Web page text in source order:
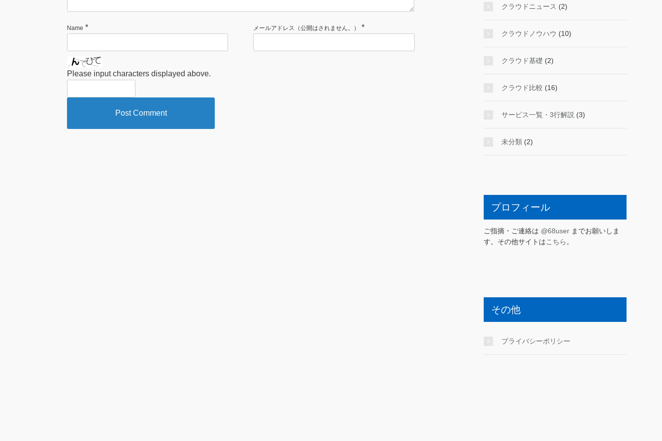
Name * メールアドレス（公開はされません。） *
Please input characters displayed above.
クラウドニュース (2)
クラウドノウハウ (10)
クラウド基礎 (2)
クラウド比較 (16)
サービス一覧・3行解説 (3)
未分類 (2)
プロフィール
ご指摘・ご連絡は @68user までお願いしま
す。その他サイトはこちら 。
その他
プライバシーポリシー